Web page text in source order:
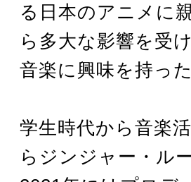
る日本のアニメに
ら多大な影響を受
音楽に興味を持った
学生時代から音楽
らジンジャー・ル